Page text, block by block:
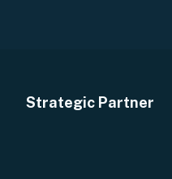
Strategic Partner